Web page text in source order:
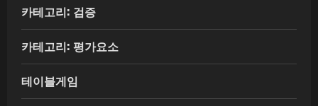
카테고리: 검증
카테고리: 평가요소
테이블게임